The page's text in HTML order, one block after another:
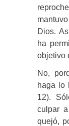
Dios.
ha
objetivo
No,
haga lo
12).
culpar
quejó,